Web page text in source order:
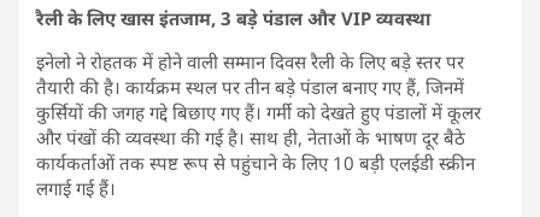
रैली के लिए खास इंतजाम, 3 बड़े पंडाल और VIP व्यवस्था
इनेलो ने रोहतक में होने वाली सम्मान दिवस रैली के लिए बड़े स्तर पर
तैयारी की है। कार्यक्रम स्थल पर तीन बड़े पंडाल बनाए गए हैं, जिनमें
कुर्सियों की जगह गद्दे बिछाए गए हैं। गर्मी को देखते हुए पंडालों में कूलर
और पंखों की व्यवस्था की गई है। साथ ही, नेताओं के भाषण दूर बैठे
कार्यकर्ताओं तक स्पष्ट रूप से पहुंचाने के लिए 10 बड़ी एलईडी स्क्रीन
लगाई गई हैं।